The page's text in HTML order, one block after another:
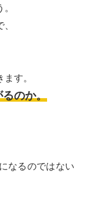
す。
のか。
なるのではない